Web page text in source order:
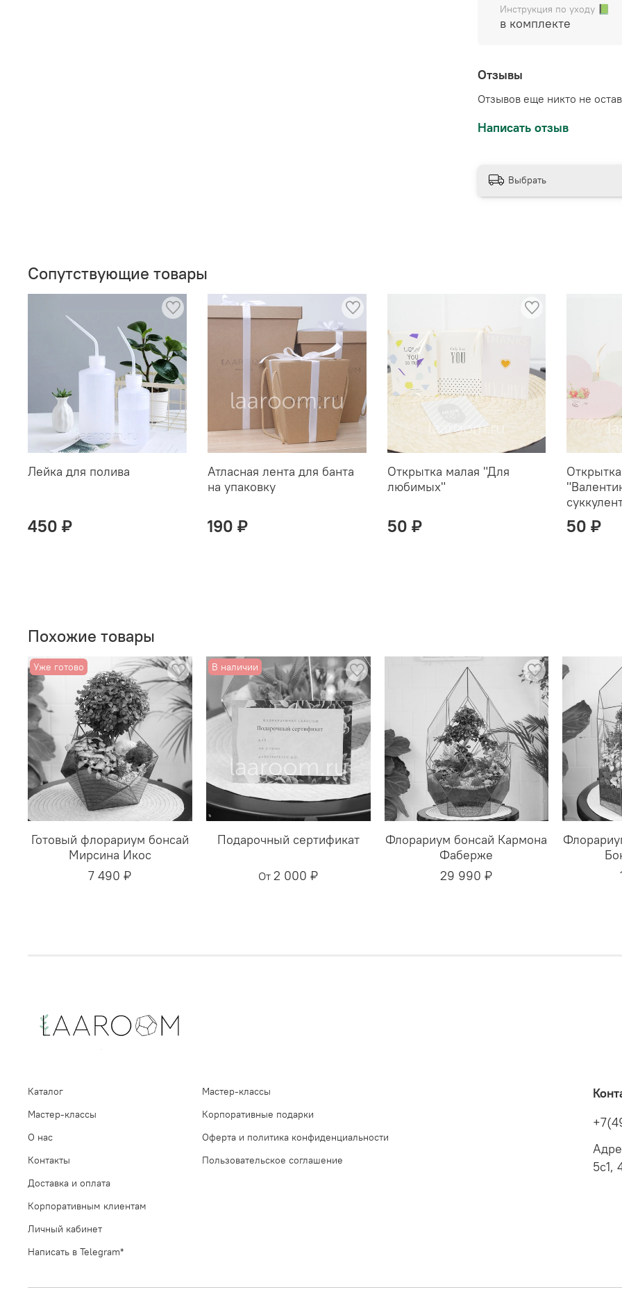
Инструкция по уходу 📗
в комплекте
Отзывы
Отзывов еще никто не
Написать отзыв
Выбрать
Сопутствующие товары
Лейка для полива
450 ₽
Атласная лента для банта
на упаковку
190 ₽
Открытка малая "Для
любимых"
50 ₽ 50 ₽
Похожие товары
Уже готово
Готовый флорариум бонсай
Мирсина Икос
7 490 ₽
В наличии
Подарочный сертификат
От 2 000 ₽
Флорариум бонсай Кармона
Фаберже
29 990 ₽
Каталог
Мастер-классы
О нас
Контакты
Доставка и оплата
Корпоративным клиентам
Личный кабинет
Написать в Telegram*
Мастер-классы
Корпоративные подарки
Оферта и политика конфиденциальности
Пользовательское соглашение
5с1,